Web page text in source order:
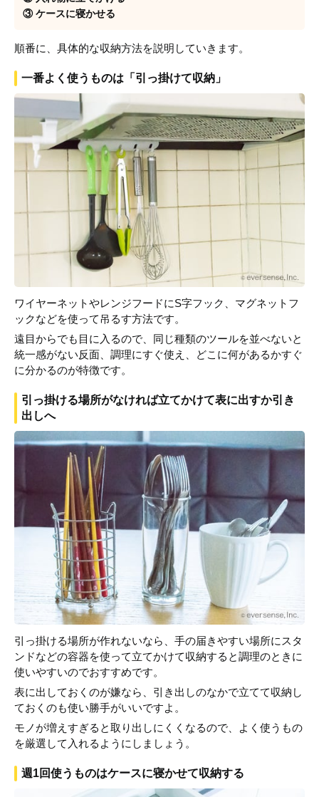
③ ケースに寝かせる
順番に、具体的な収納方法を説明していきます。
一番よく使うものは「引っ掛けて収納」
ワイヤーネットやレンジフードにS字フック、マグネットフ
ックなどを使って吊るす方法です。
遠目からでも目に入るので、同じ種類のツールを並べないと
統一感がない反面、調理にすぐ使え、どこに何があるかすぐ
に分かるのが特徴です。
引っ掛ける場所がなければ立てかけて表に出すか引き
出しへ
引っ掛ける場所が作れないなら、手の届きやすい場所にスタ
ンドなどの容器を使って立てかけて収納すると調理のときに
使いやすいのでおすすめです。
表に出しておくのが嫌なら、引き出しのなかで立てて収納し
ておくのも使い勝手がいいですよ。
モノが増えすぎると取り出しにくくなるので、よく使うもの
を厳選して入れるようにしましょう。
週1回使うものはケースに寝かせて収納する